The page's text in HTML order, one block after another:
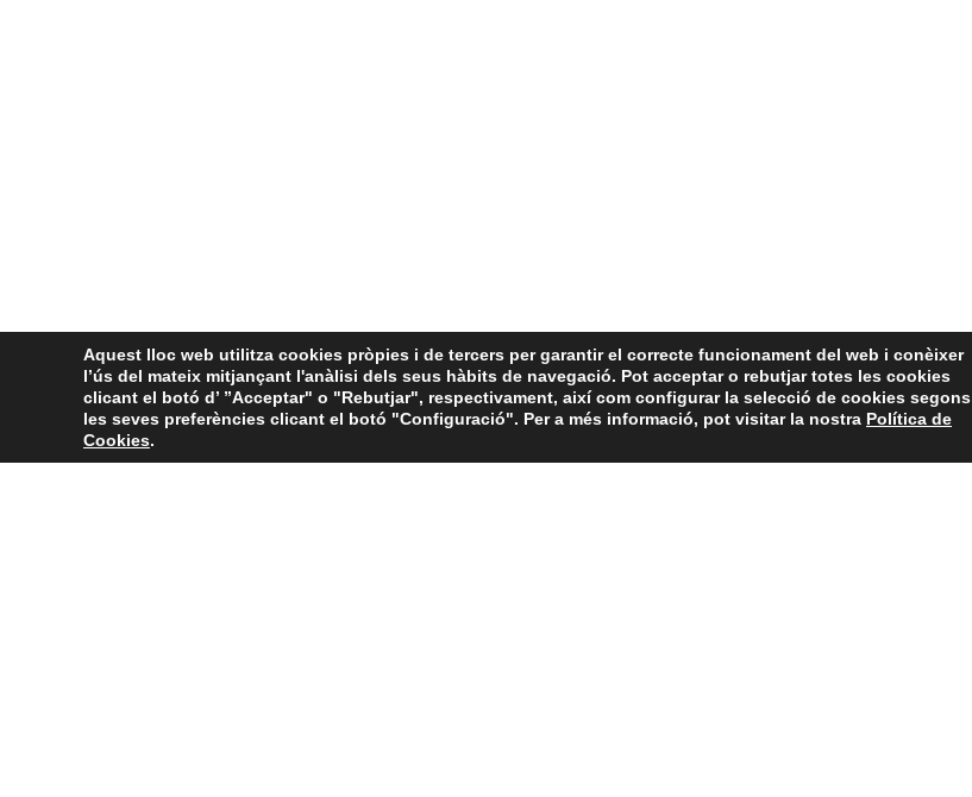
Aquest lloc web utilitza cookies pròpies i de tercers per garantir el correcte funcionament del web i conèixer
l’ús del mateix mitjançant l'anàlisi dels seus hàbits de navegació. Pot acceptar o rebutjar totes les cookies
clicant el botó d’ ”Acceptar" o "Rebutjar", respectivament, així com configurar la selecció de cookies segons
les seves preferències clicant el botó "Configuració". Per a més informació, pot visitar la nostra Política de
Cookies.